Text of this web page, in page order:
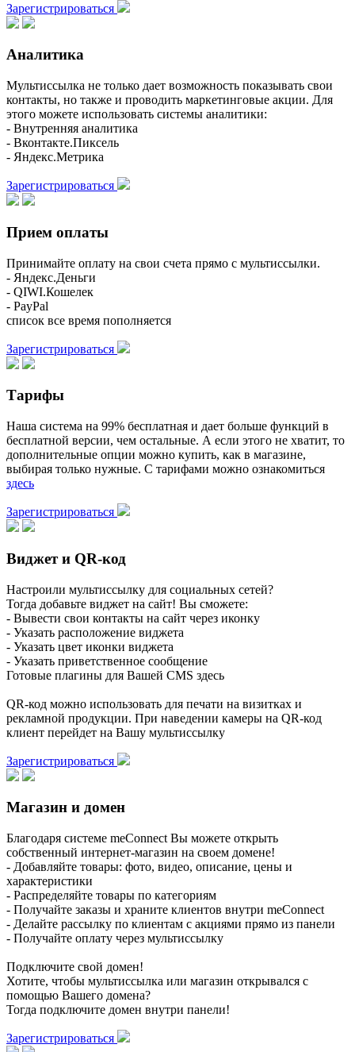
Зарегистрироваться
Аналитика
Мультиссылка не только дает возможность показывать свои
контакты, но также и проводить маркетинговые акции. Для
этого можете использовать системы аналитики:
- Внутренняя аналитика
- Вконтакте.Пиксель
- Яндекс.Метрика
Зарегистрироваться
Прием оплаты
Принимайте оплату на свои счета прямо с мультиссылки.
- Яндекс.Деньги
- QIWI.Кошелек
- PayPal
список все время пополняется
Зарегистрироваться
Тарифы
Наша система на 99% бесплатная и дает больше функций в
бесплатной версии, чем остальные. А если этого не хватит, то
дополнительные опции можно купить, как в магазине,
выбирая только нужные. С тарифами можно ознакомиться
здесь
Зарегистрироваться
Виджет и QR-код
Настроили мультиссылку для социальных сетей?
Тогда добавьте виджет на сайт! Вы сможете:
- Вывести свои контакты на сайт через иконку
- Указать расположение виджета
- Указать цвет иконки виджета
- Указать приветственное сообщение
Готовые плагины для Вашей CMS здесь
QR-код можно использовать для печати на визитках и
рекламной продукции. При наведении камеры на QR-код
клиент перейдет на Вашу мультиссылку
Зарегистрироваться
Магазин и домен
Благодаря системе meConnect Вы можете открыть
собственный интернет-магазин на своем домене!
- Добавляйте товары: фото, видео, описание, цены и
характеристики
- Распределяйте товары по категориям
- Получайте заказы и храните клиентов внутри meConnect
- Делайте рассылку по клиентам с акциями прямо из панели
- Получайте оплату через мультиссылку
Подключите свой домен!
Хотите, чтобы мультиссылка или магазин открывался с
помощью Вашего домена?
Тогда подключите домен внутри панели!
Зарегистрироваться